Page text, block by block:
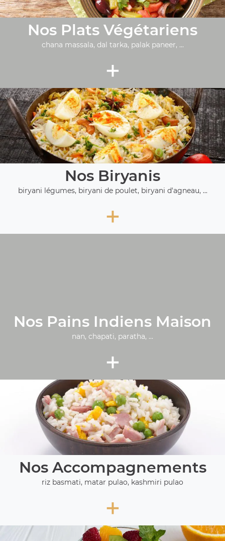
Nos Plats Végétariens
chana massala, dal tarka, palak paneer, ...
+
Nos Biryanis
biryani légumes, biryani de poulet, biryani d'agneau, ...
+
Nos Pains Indiens Maison
nan, chapati, paratha, ...
+
Nos Accompagnements
riz basmati, matar pulao, kashmiri pulao
+